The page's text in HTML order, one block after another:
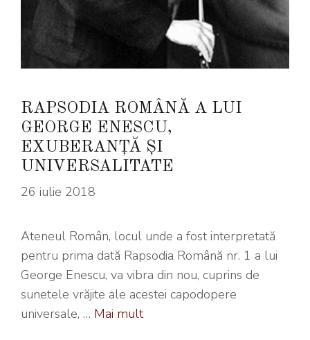
RAPSODIA ROMÂNĂ A LUI
GEORGE ENESCU,
EXUBERANȚĂ ȘI
UNIVERSALITATE
26 iulie 2018
Ateneul Român, locul unde a fost interpretată
pentru prima dată Rapsodia Română nr. 1 a lui
George Enescu, va vibra din nou, cuprins de
sunetele vrăjite ale acestei capodopere
universale, … Mai mult